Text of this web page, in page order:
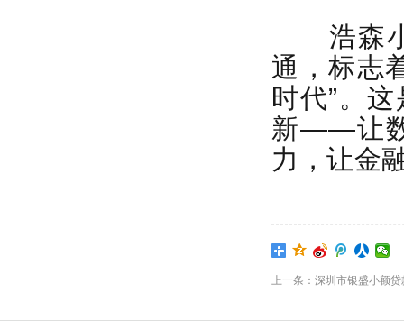
浩森小
通，标志
时代”。
新——让
力，让金
上一条：深圳市银盛小额